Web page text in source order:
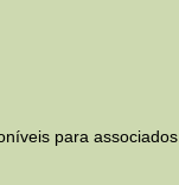
para associados.